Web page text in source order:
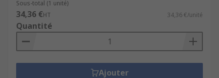
Sous-total (1 unité)
34,36 €HT 34,36 €/unité
Quantité
Ajouter